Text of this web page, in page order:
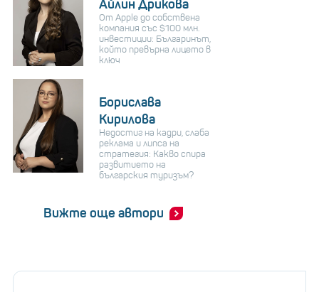
Айлин Дрикова
От Apple до собствена
компания със $100 млн.
инвестиции: Българинът,
който превърна лицето в
ключ
Борислава
Кирилова
Недостиг на кадри, слаба
реклама и липса на
стратегия: Какво спира
развитието на
българския туризъм?
Вижте още автори